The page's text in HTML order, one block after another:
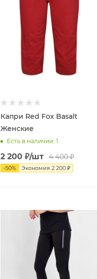
Капри Red Fox Basalt
Женские
Есть в наличии: 1
2 200 ₽/шт 4 400₽
-50% Экономия 2 200 ₽